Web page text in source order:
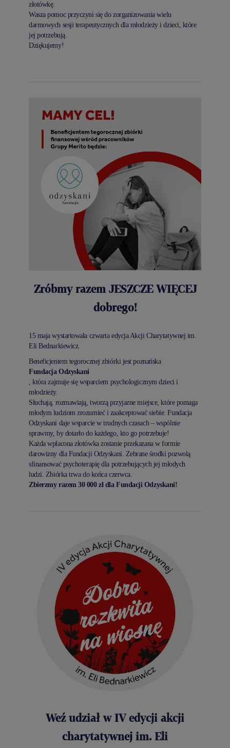
złotówkę.
Wasza pomoc przyczyni się do zorganizowania wielu
darmowych sesji terapeutycznych dla młodzieży i dzieci, które
jej potrzebują.
Dziękujemy!
Zróbmy razem JESZCZE WIĘCEJ
dobrego!
15 maja wystartowała czwarta edycja Akcji Charytatywnej im.
Eli Bednarkiewicz.
Beneficjentem tegorocznej zbiórki jest poznańska
Fundacja Odzyskani
, która zajmuje się wsparciem psychologicznym dzieci i
młodzieży.
Słuchają, rozmawiają, tworzą przyjazne miejsce, które pomaga
młodym ludziom zrozumieć i zaakceptować siebie. Fundacja
Odzyskani daje wsparcie w trudnych czasach – wspólnie
sprawmy, by dotarło do każdego, kto go potrzebuje!
Każda wpłacona złotówka zostanie przekazana w formie
darowizny dla Fundacji Odzyskani. Zebrane środki pozwolą
sfinansować psychoterapię dla potrzebujących jej młodych
ludzi. Zbiórka trwa do końca czerwca.
Zbierzmy razem 30 000 zł dla Fundacji Odzyskani!
Weź udział w IV edycji akcji
charytatywnej im. Eli